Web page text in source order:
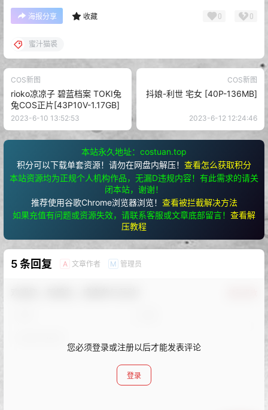
海报分享 收藏 0 0
蜜汁猫裘
COS新图
rioko凉凉子 碧蓝档案 TOKI兔
兔COS正片[43P10V-1.17GB]
2023-6-10 13:52:53
COS新图
抖娘-利世 宅女 [40P-136MB]
2023-6-12 12:24:46
本站永久地址：costuan.top
积分可以下载单套资源！请勿在网盘内解压！ 查看怎么获取积分
本站资源均为正规个人机构作品，无漏D违规内容！有此需求的请关
闭本站，谢谢！
推荐使用谷歌Chrome浏览器浏览！ 查看被拦截解决方法
如果充值有问题或资源失效，请联系客服或文章底部留言！ 查看解
压教程
5 条回复 A 文章作者 M 管理员
您必须登录或注册以后才能发表评论
登录